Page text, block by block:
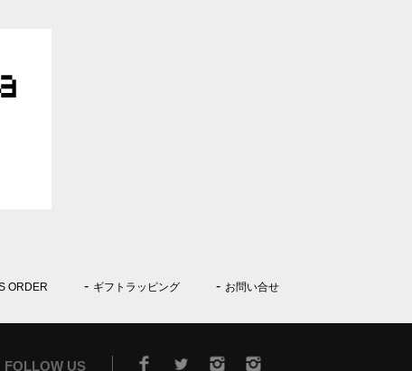
ORDER ギフトラッピング お問い合せ
FOLLOW US